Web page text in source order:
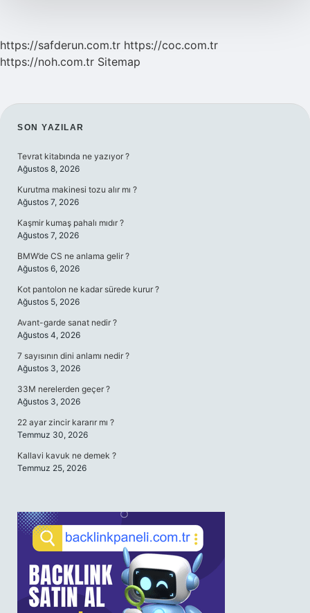
https://safderun.com.tr https://coc.com.tr
https://noh.com.tr Sitemap
SIDEBAR
SON YAZILAR
Tevrat kitabında ne yazıyor ?
Ağustos 8, 2026
Kurutma makinesi tozu alır mı ?
Ağustos 7, 2026
Kaşmir kumaş pahalı mıdır ?
Ağustos 7, 2026
BMW’de CS ne anlama gelir ?
Ağustos 6, 2026
Kot pantolon ne kadar sürede kurur ?
Ağustos 5, 2026
Avant-garde sanat nedir ?
Ağustos 4, 2026
7 sayısının dini anlamı nedir ?
Ağustos 3, 2026
33M nerelerden geçer ?
Ağustos 3, 2026
22 ayar zincir kararır mı ?
Temmuz 30, 2026
Kallavi kavuk ne demek ?
Temmuz 25, 2026